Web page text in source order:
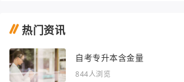
热门资讯
自考专升本含金量
844人浏览